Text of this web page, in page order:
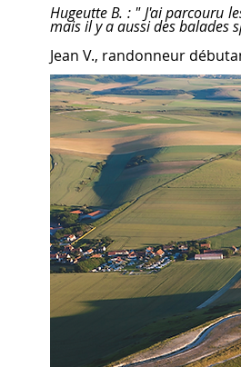
Hugeutte B. : " J'ai parcouru
mais il y a aussi des balades
Jean V., randonneur